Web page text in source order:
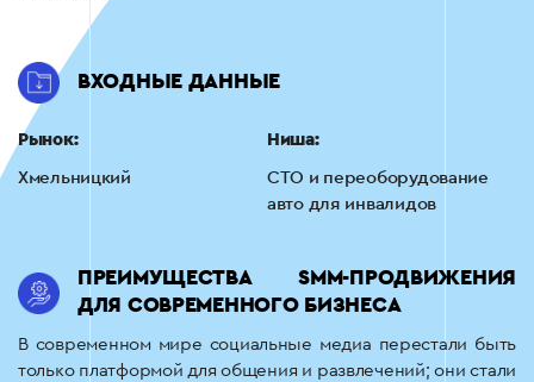
ВХОДНЫЕ ДАННЫЕ
Рынок:
Хмельницкий
Ниша:
СТО и переоборудование
авто для инвалидов
ПРЕИМУЩЕСТВА SMM-ПРОДВИЖЕНИЯ
ДЛЯ СОВРЕМЕННОГО БИЗНЕСА
В современном мире социальные медиа перестали быть
только платформой для общения и развлечений; они стали